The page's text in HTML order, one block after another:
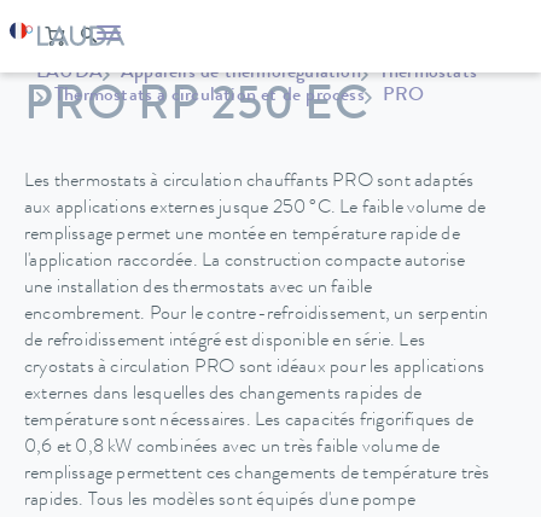
LAUDA Appareils de thermorégulation
Thermostats
Thermostats à circulation et de process
PRO
PRO RP 250 EC
Les thermostats à circulation chauffants PRO sont adaptés
aux applications externes jusque 250 °C. Le faible volume de
remplissage permet une montée en température rapide de
l'application raccordée. La construction compacte autorise
une installation des thermostats avec un faible
encombrement. Pour le contre-refroidissement, un serpentin
de refroidissement intégré est disponible en série. Les
cryostats à circulation PRO sont idéaux pour les applications
externes dans lesquelles des changements rapides de
température sont nécessaires. Les capacités frigorifiques de
0,6 et 0,8 kW combinées avec un très faible volume de
remplissage permettent ces changements de température très
rapides. Tous les modèles sont équipés d'une pompe